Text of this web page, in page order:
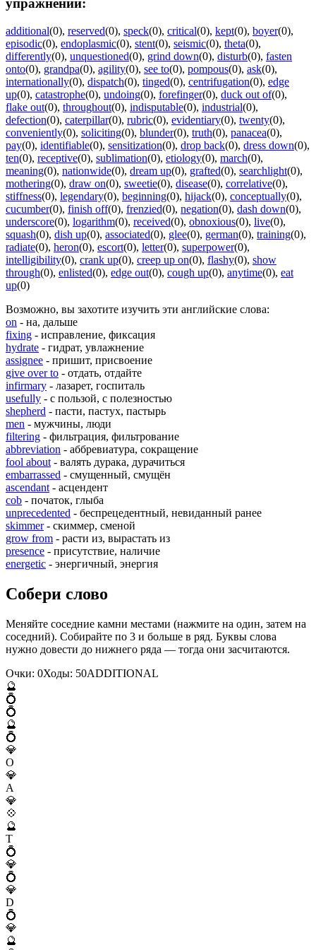
упражнений:
additional(0), reserved(0), speck(0), critical(0), kept(0), boyer(0),
episodic(0), endoplasmic(0), stent(0), seismic(0), theta(0),
differently(0), unquestioned(0), grind down(0), disturb(0), fasten
onto(0), grandpa(0), agility(0), see to(0), pompous(0), ask(0),
internationally(0), dispatch(0), tinged(0), centrifugation(0), edge
up(0), catastrophe(0), undoing(0), forefinger(0), duck out of(0),
flake out(0), throughout(0), indisputable(0), industrial(0),
defection(0), caterpillar(0), rubric(0), evidentiary(0), twenty(0),
conveniently(0), soliciting(0), blunder(0), truth(0), panacea(0),
pay(0), identifiable(0), sensitization(0), drop back(0), dress down(0),
ten(0), receptive(0), sublimation(0), etiology(0), march(0),
meaning(0), nationwide(0), dream up(0), grafted(0), searchlight(0),
mothering(0), draw on(0), sweetie(0), disease(0), correlative(0),
stiffness(0), legendary(0), beginning(0), hijack(0), conceptually(0),
cucumber(0), finish off(0), frenzied(0), negation(0), dash down(0),
underscore(0), logarithm(0), received(0), obnoxious(0), live(0),
squash(0), dish up(0), associated(0), glee(0), german(0), training(0),
radiate(0), heron(0), escort(0), letter(0), superpower(0),
intelligibility(0), crank up(0), creep up on(0), flashy(0), show
through(0), enlisted(0), edge out(0), cough up(0), anytime(0), eat
up(0)
Возможно, вы захотите изучить эти английские слова:
on - на, дальше
fixing - исправление, фиксация
hydrate - гидрат, увлажнение
assignee - пришит, присвоение
give over to - отдать, отдайте
infirmary - лазарет, госпиталь
usefully - с пользой, с полезностью
shepherd - пасти, пастух, пастырь
men - мужчины, люди
filtering - фильтрация, фильтрование
abbreviation - аббревиатура, сокращение
fool about - валять дурака, дурачиться
embarrassed - смущенный, смущён
ascendant - асцендент
cob - початок, глыба
unprecedented - беспрецедентный, невиданный ранее
skimmer- скиммер, сменой
grow from - расти из, вырастать из
presence - присутствие, наличие
energetic - энергичный, энергия
Собери слово
Меняйте соседние камни местами (нажмите на один, затем на
соседний). Собирайте по 3 и больше в ряд. Буквы слова
нужно довести до нижнего ряда — тогда они засчитаются.
Очки: 0Ходы: 50ADDITIONAL
🔮
💍
💍
🔮
💍
💎
O
💎
A
💎
💠
🔮
T
💍
💎
💍
💎
D
💍
💎
🔮